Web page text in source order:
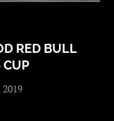
RED BULL
CUP